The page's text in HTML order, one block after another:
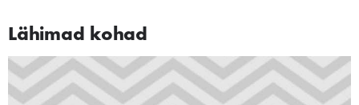
Lähimad kohad